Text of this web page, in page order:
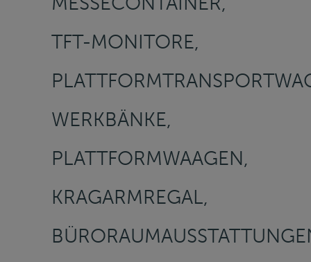
TFT-MONITORE,
WERKBÄNKE,
PLATTFORMWAAGEN,
KRAGARMREGAL,